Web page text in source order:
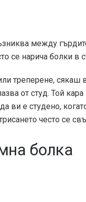
между
се нарича болки в
треперене,
от студ. Той
ви е студено,
често се
болка